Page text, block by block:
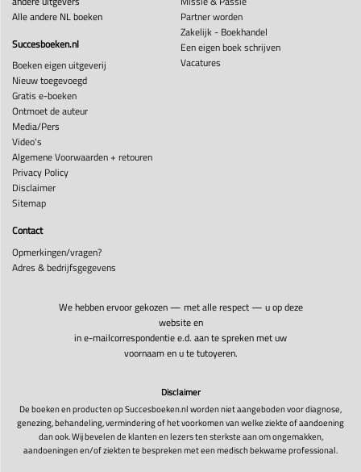
Alle andere NL boeken
Succesboeken.nl
Boeken eigen uitgeverij
Nieuw toegevoegd
Gratis e-boeken
Ontmoet de auteur
Media/Pers
Video's
Algemene Voorwaarden + retouren
Privacy Policy
Disclaimer
Sitemap
Partner worden
Zakelijk - Boekhandel
Een eigen boek schrijven
Vacatures
Contact
Opmerkingen/vragen?
Adres & bedrijfsgegevens
We hebben ervoor gekozen — met alle respect — u op deze
website en
in e-mailcorrespondentie e.d. aan te spreken met uw
voornaam en u te tutoyeren.
Disclaimer
De boeken en producten op Succesboeken.nl worden niet aangeboden voor diagnose,
genezing, behandeling, vermindering of het voorkomen van welke ziekte of aandoening
dan ook. Wij bevelen de klanten en lezers ten sterkste aan om ongemakken,
aandoeningen en/of ziekten te bespreken met een medisch bekwame professional.